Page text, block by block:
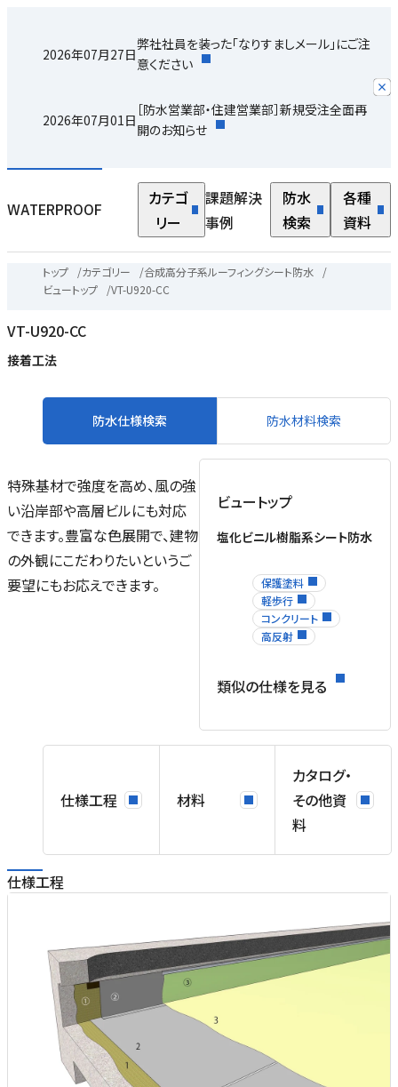
2026年07月27日
弊社社員を装った「なりすましメール」にご注
意ください
2026年07月01日
［防水営業部・住建営業部］新規受注全面再
開のお知らせ
WATERPROOF
カテゴ
リー
課題解決
事例
防水
検索
各種
資料
トップ /カテゴリー /合成高分子系ルーフィングシート防水
/
ビュートップ
/VT-U920-CC
VT-U920-CC
接着工法
防水仕様検索 防水材料検索
特殊基材で強度を高め、風の強
い沿岸部や高層ビルにも対応
できます。豊富な色展開で、建物
の外観にこだわりたいというご
要望にもお応えできます。
ビュートップ
塩化ビニル樹脂系シート防水
保護塗料
軽歩行
コンクリート
高反射
類似の仕様を見る
仕様工程 材料
カタログ・
その他資
料
仕様工程